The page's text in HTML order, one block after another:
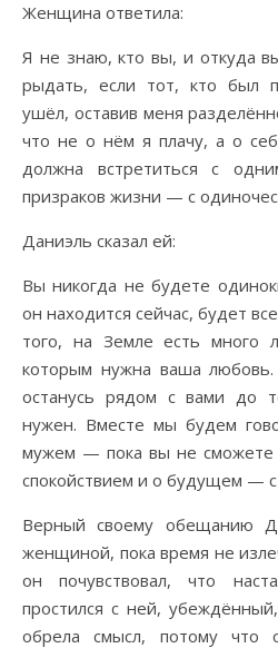
Женщина ответила:
Я не знаю, кто вы, и откуда
рыдать, если тот, кто был
ушёл, оставив меня
что не о нём я плачу, а о
должна встретиться с
призраков жизни — с
Даниэль сказал ей:
Вы никогда не будете
он находится сейчас, будет
того, на Земле есть много
которым нужна ваша
останусь рядом с вами до
нужен. Вместе мы будем
мужем — пока вы не сможете
спокойствием и о будущем —
Верный своему обещанию
женщиной, пока время не
он почувствовал, что
простился с ней,
обрела смысл, потому что